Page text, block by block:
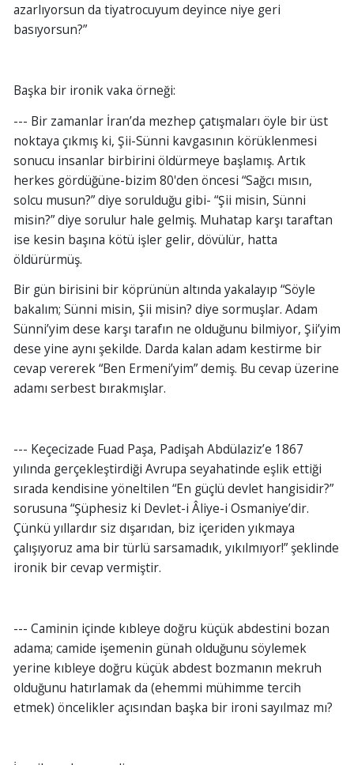
azarlıyorsun da tiyatrocuyum deyince niye geri
basıyorsun?”
Başka bir ironik vaka örneği:
--- Bir zamanlar İran’da mezhep çatışmaları öyle bir üst
noktaya çıkmış ki, Şii-Sünni kavgasının körüklenmesi
sonucu insanlar birbirini öldürmeye başlamış. Artık
herkes gördüğüne-bizim 80'den öncesi “Sağcı mısın,
solcu musun?” diye sorulduğu gibi- “Şii misin, Sünni
misin?” diye sorulur hale gelmiş. Muhatap karşı taraftan
ise kesin başına kötü işler gelir, dövülür, hatta
öldürürmüş.
Bir gün birisini bir köprünün altında yakalayıp “Söyle
bakalım; Sünni misin, Şii misin? diye sormuşlar. Adam
Sünni’yim dese karşı tarafın ne olduğunu bilmiyor, Şii’yim
dese yine aynı şekilde. Darda kalan adam kestirme bir
cevap vererek “Ben Ermeni’yim” demiş. Bu cevap üzerine
adamı serbest bırakmışlar.
--- Keçecizade Fuad Paşa, Padişah Abdülaziz’e 1867
yılında gerçekleştirdiği Avrupa seyahatinde eşlik ettiği
sırada kendisine yöneltilen “En güçlü devlet hangisidir?”
sorusuna “Şüphesiz ki Devlet-i Âliye-i Osmaniye’dir.
Çünkü yıllardır siz dışarıdan, biz içeriden yıkmaya
çalışıyoruz ama bir türlü sarsamadık, yıkılmıyor!” şeklinde
ironik bir cevap vermiştir.
--- Caminin içinde kıbleye doğru küçük abdestini bozan
adama; camide işemenin günah olduğunu söylemek
yerine kıbleye doğru küçük abdest bozmanın mekruh
olduğunu hatırlamak da (ehemmi mühimme tercih
etmek) öncelikler açısından başka bir ironi sayılmaz mı?